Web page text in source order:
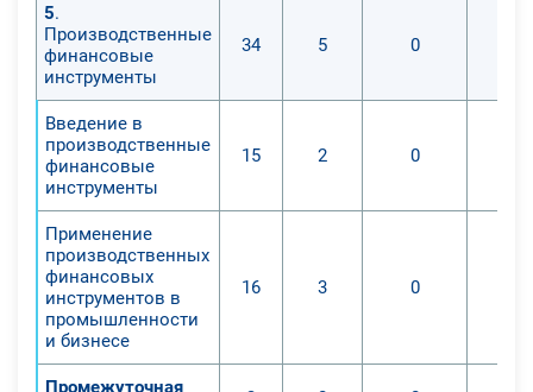
5.
Производственные
финансовые
инструменты
34 5 0
Введение в
производственные
финансовые
инструменты
15 2 0
Применение
производственных
финансовых
инструментов в
промышленности
и бизнесе
16 3 0
Промежуточная